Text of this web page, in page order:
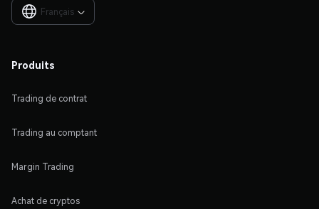
Français 
Produits
Trading de contrat
Trading au comptant
Margin Trading
Achat de cryptos